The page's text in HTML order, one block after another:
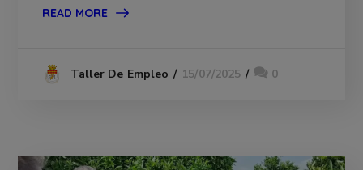
READ MORE
Taller De Empleo 15/07/2025 0